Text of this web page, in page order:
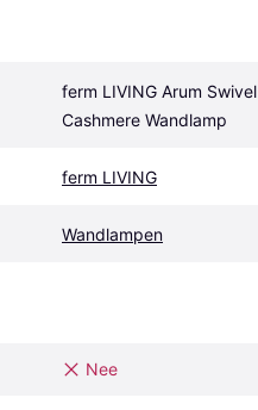
ferm LIVING Arum Swivel
Cashmere Wandlamp
ferm LIVING
Wandlampen
Nee